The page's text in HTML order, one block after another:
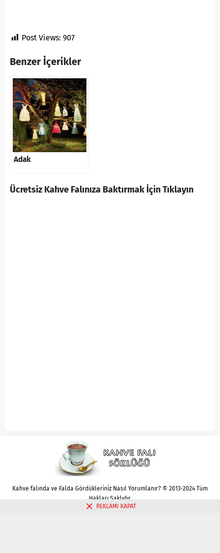
Post Views: 907
Benzer İçerikler
Adak
Ücretsiz Kahve Falınıza Baktırmak İçin Tıklayın
Kahve falında ve Falda Gördükleriniz Nasıl Yorumlanır? © 2013-2024 Tüm
Hakları Saklıdır.
REKLAMI KAPAT